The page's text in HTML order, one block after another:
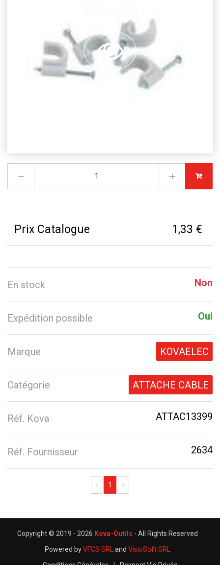
Prix Catalogue 1,33 €
En stock Non
Expédition possible Oui
Marque KOVAELEC
Catégorie ATTACHE CABLE
Réf. Kova ATTAC13399
Réf. Fournisseur 2634
Previous
1
Copyright © 2019 - 2026 Kova-Outils - All Rights Reserved
Powered byVFCS SRLand VisioSoft SRL